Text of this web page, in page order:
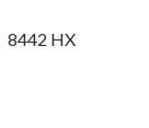
HX